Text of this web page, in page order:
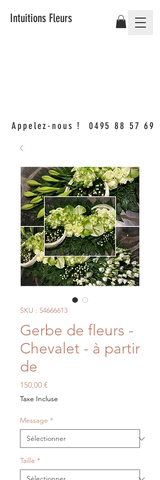
Intuitions Fleurs
Appelez-nous ! 0495 88 57 69
SKU : 54666613
Gerbe de fleurs -
Chevalet - à partir
de
150,00 €Prix
Taxe Incluse
Message *
Taille *